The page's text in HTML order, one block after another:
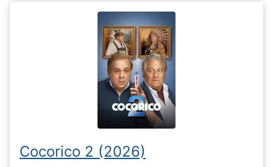
Cocorico 2 (2026)